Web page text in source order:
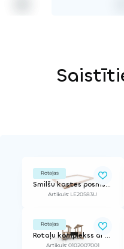
Rotaļas
Smilšu kastes posms, tips 3 (2m)
Artikuls: LE20583U
Rotaļas
Rotaļu komplekss ar slidkalniņu PLATY TRI 600 DUO RO
Artikuls: 0102007001